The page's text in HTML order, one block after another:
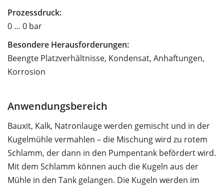
Prozessdruck:
0 … 0 bar
Besondere Herausforderungen:
Beengte Platzverhältnisse, Kondensat, Anhaftungen,
Korrosion
Anwendungsbereich
Bauxit, Kalk, Natronlauge werden gemischt und in der
Kugelmühle vermahlen – die Mischung wird zu rotem
Schlamm, der dann in den Pumpentank befördert wird.
Mit dem Schlamm können auch die Kugeln aus der
Mühle in den Tank gelangen. Die Kugeln werden im